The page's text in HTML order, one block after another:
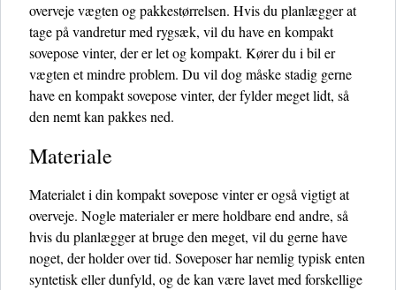
overveje vægten og pakkestørrelsen. Hvis du planlægger at
tage på vandretur med rygsæk, vil du have en kompakt
sovepose vinter, der er let og kompakt. Kører du i bil er
vægten et mindre problem. Du vil dog måske stadig gerne
have en kompakt sovepose vinter, der fylder meget lidt, så
den nemt kan pakkes ned.
Materiale
Materialet i din kompakt sovepose vinter er også vigtigt at
overveje. Nogle materialer er mere holdbare end andre, så
hvis du planlægger at bruge den meget, vil du gerne have
noget, der holder over tid. Soveposer har nemlig typisk enten
syntetisk eller dunfyld, og de kan være lavet med forskellige